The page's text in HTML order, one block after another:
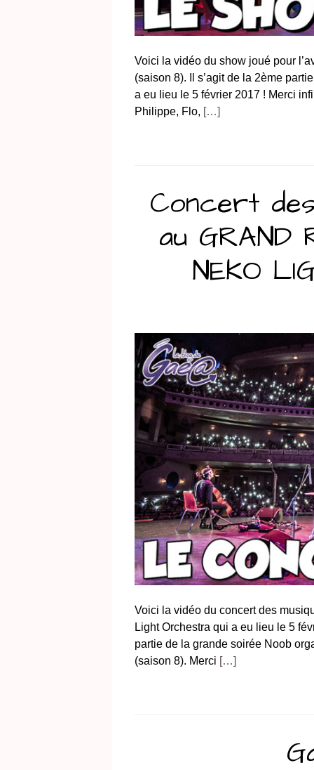
Voici la vidéo du show joué pour
(saison 8). Il s’agit de la 2ème
a eu lieu le 5 février 2017 ! Merci
Philippe, Flo, […]
Concert
au GRAND
NEKO
Voici la vidéo du concert des
Light Orchestra qui a eu lieu le 5
partie de la grande soirée Noob
(saison 8). Merci […]